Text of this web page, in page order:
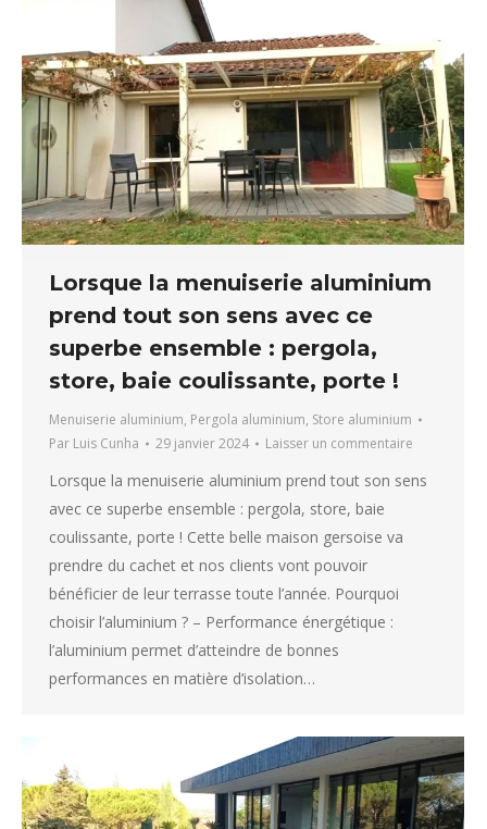
Lorsque la menuiserie aluminium
prend tout son sens avec ce
superbe ensemble : pergola,
store, baie coulissante, porte !
Menuiserie aluminium, Pergola aluminium, Store aluminium
Par Luis Cunha 29 janvier 2024 Laisser un commentaire
Lorsque la menuiserie aluminium prend tout son sens
avec ce superbe ensemble : pergola, store, baie
coulissante, porte ! Cette belle maison gersoise va
prendre du cachet et nos clients vont pouvoir
bénéficier de leur terrasse toute l’année. Pourquoi
choisir l’aluminium ? – Performance énergétique :
l’aluminium permet d’atteindre de bonnes
performances en matière d’isolation…